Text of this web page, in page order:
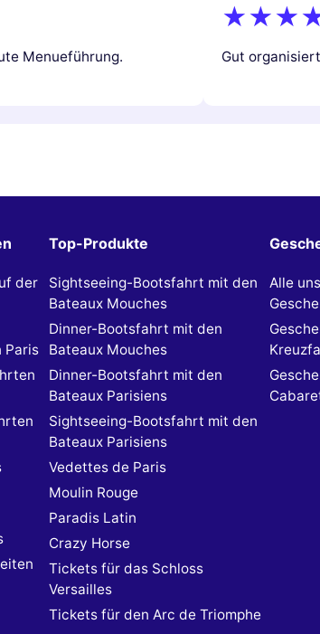
Menueführung.
Gut
der
Paris
Top-Produkte
Sightseeing-Bootsfahrt mit den
Bateaux Mouches
Dinner-Bootsfahrt mit den
Bateaux Mouches
Dinner-Bootsfahrt mit den
Bateaux Parisiens
Sightseeing-Bootsfahrt mit den
Bateaux Parisiens
Vedettes de Paris
Moulin Rouge
Paradis Latin
Crazy Horse
Tickets für das Schloss
Versailles
Tickets für den Arc de Triomphe
Alle